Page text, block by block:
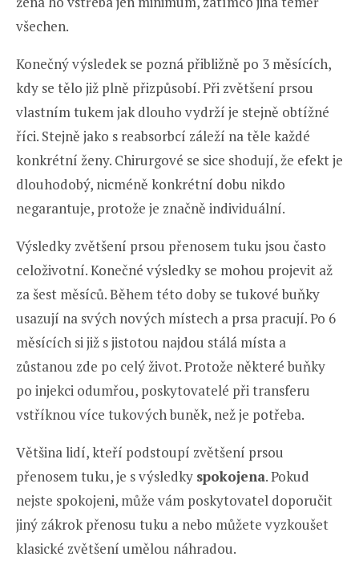
všechen.
Konečný výsledek se pozná přibližně po 3 měsících,
kdy se tělo již plně přizpůsobí. Při zvětšení prsou
vlastním tukem jak dlouho vydrží je stejně obtížné
říci. Stejně jako s reabsorbcí záleží na těle každé
konkrétní ženy. Chirurgové se sice shodují, že efekt je
dlouhodobý, nicméně konkrétní dobu nikdo
negarantuje, protože je značně individuální.
Výsledky zvětšení prsou přenosem tuku jsou často
celoživotní. Konečné výsledky se mohou projevit až
za šest měsíců. Během této doby se tukové buňky
usazují na svých nových místech a prsa pracují. Po 6
měsících si již s jistotou najdou stálá místa a
zůstanou zde po celý život. Protože některé buňky
po injekci odumřou, poskytovatelé při transferu
vstříknou více tukových buněk, než je potřeba.
Většina lidí, kteří podstoupí zvětšení prsou
přenosem tuku, je s výsledky spokojena. Pokud
nejste spokojeni, může vám poskytovatel doporučit
jiný zákrok přenosu tuku a nebo můžete vyzkoušet
klasické zvětšení umělou náhradou.